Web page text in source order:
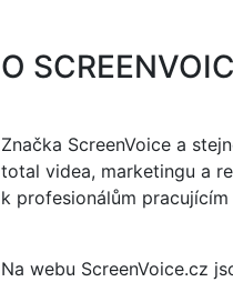
O
Značka ScreenVoice a
total videa, marketingu a
k profesionálům
Na webu ScreenVoice.cz